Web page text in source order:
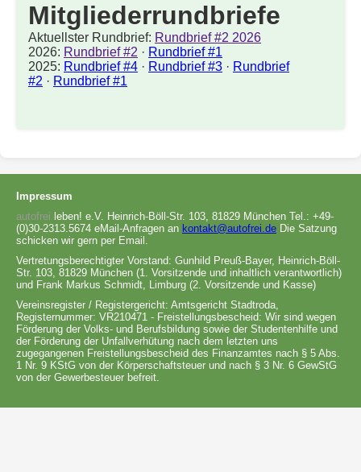
Mitgliederrundbriefe
Aktuellster Rundbrief: Rundbrief #2 2026
2026: Rundbrief #2 · Rundbrief #1
2025: Rundbrief #4 · Rundbrief #3 · Rundbrief
#2 · Rundbrief #1
Impressum
autofrei leben! e.V. Heinrich-Böll-Str. 103, 81829 München Tel.: +49-
(0)30-2313.5674 eMail-Anfragen an kontakt@autofrei.de Die Satzung
schicken wir gern per Email.
Vertretungsberechtigter Vorstand: Gunhild Preuß-Bayer, Heinrich-Böll-
Str. 103, 81829 München (1. Vorsitzende und inhaltlich verantwortlich)
und Frank Markus Schmidt, Limburg (2. Vorsitzende und Kasse)
Vereinsregister / Registergericht: Amtsgericht Stadtroda,
Registernummer: VR210471 - Freistellungsbescheid: Wir sind wegen
Förderung der Volks- und Berufsbildung sowie der Studentenhilfe und
der Förderung der Unfallverhütung nach dem letzten uns
zugegangenen Freistellungsbescheid des Finanzamtes nach § 5 Abs.
1 Nr. 9 KStG von der Körperschaftsteuer und nach § 3 Nr. 6 GewStG
von der Gewerbesteuer befreit.